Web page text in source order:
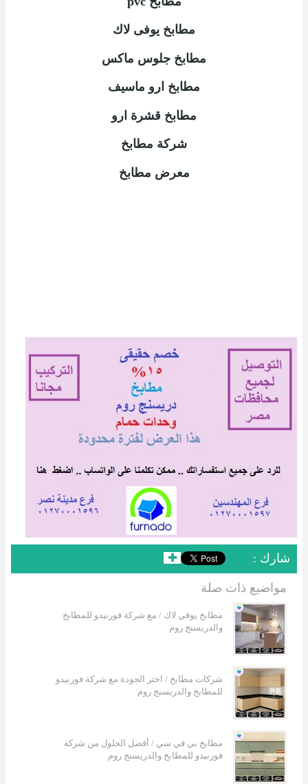
مطابخ يوفى لاك
مطابخ جلوس ماكس
مطابخ ارو ماسيف
مطابخ قشرة ارو
شركة مطابخ
معرض مطابخ
: شارك ✚
مواضيع ذات صلة
مطابخ يوفي لاك / مع شركة فورنيدو للمطابخ
والدريسنج روم
شركات مطابخ / اختر الجودة مع شركة فورنيدو
للمطابخ والدريسنج روم
مطابخ بي في سي / أفضل الحلول من شركة
فورنيدو للمطابخ والدريسنج روم